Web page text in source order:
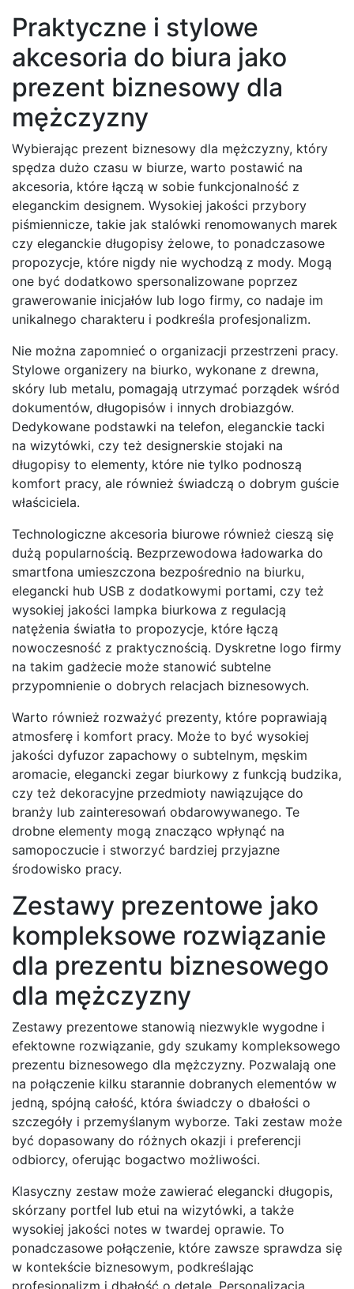
Praktyczne i stylowe
akcesoria do biura jako
prezent biznesowy dla
mężczyzny
Wybierając prezent biznesowy dla mężczyzny, który
spędza dużo czasu w biurze, warto postawić na
akcesoria, które łączą w sobie funkcjonalność z
eleganckim designem. Wysokiej jakości przybory
piśmiennicze, takie jak stalówki renomowanych marek
czy eleganckie długopisy żelowe, to ponadczasowe
propozycje, które nigdy nie wychodzą z mody. Mogą
one być dodatkowo spersonalizowane poprzez
grawerowanie inicjałów lub logo firmy, co nadaje im
unikalnego charakteru i podkreśla profesjonalizm.
Nie można zapomnieć o organizacji przestrzeni pracy.
Stylowe organizery na biurko, wykonane z drewna,
skóry lub metalu, pomagają utrzymać porządek wśród
dokumentów, długopisów i innych drobiazgów.
Dedykowane podstawki na telefon, eleganckie tacki
na wizytówki, czy też designerskie stojaki na
długopisy to elementy, które nie tylko podnoszą
komfort pracy, ale również świadczą o dobrym guście
właściciela.
Technologiczne akcesoria biurowe również cieszą się
dużą popularnością. Bezprzewodowa ładowarka do
smartfona umieszczona bezpośrednio na biurku,
elegancki hub USB z dodatkowymi portami, czy też
wysokiej jakości lampka biurkowa z regulacją
natężenia światła to propozycje, które łączą
nowoczesność z praktycznością. Dyskretne logo firmy
na takim gadżecie może stanowić subtelne
przypomnienie o dobrych relacjach biznesowych.
Warto również rozważyć prezenty, które poprawiają
atmosferę i komfort pracy. Może to być wysokiej
jakości dyfuzor zapachowy o subtelnym, męskim
aromacie, elegancki zegar biurkowy z funkcją budzika,
czy też dekoracyjne przedmioty nawiązujące do
branży lub zainteresowań obdarowywanego. Te
drobne elementy mogą znacząco wpłynąć na
samopoczucie i stworzyć bardziej przyjazne
środowisko pracy.
Zestawy prezentowe jako
kompleksowe rozwiązanie
dla prezentu biznesowego
dla mężczyzny
Zestawy prezentowe stanowią niezwykle wygodne i
efektowne rozwiązanie, gdy szukamy kompleksowego
prezentu biznesowego dla mężczyzny. Pozwalają one
na połączenie kilku starannie dobranych elementów w
jedną, spójną całość, która świadczy o dbałości o
szczegóły i przemyślanym wyborze. Taki zestaw może
być dopasowany do różnych okazji i preferencji
odbiorcy, oferując bogactwo możliwości.
Klasyczny zestaw może zawierać elegancki długopis,
skórzany portfel lub etui na wizytówki, a także
wysokiej jakości notes w twardej oprawie. To
ponadczasowe połączenie, które zawsze sprawdza się
w kontekście biznesowym, podkreślając